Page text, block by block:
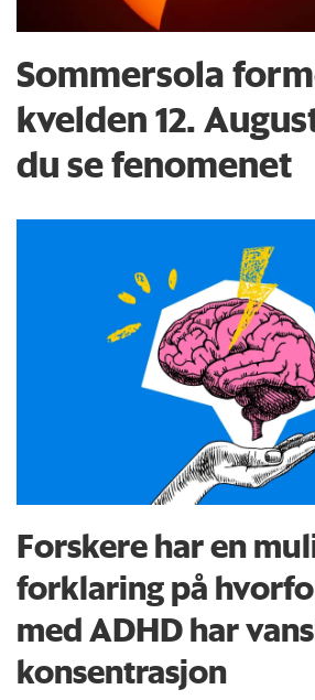
Sommersola
kvelden 12.
du se fenomenet
Forskere har en
forklaring på
med ADHD har
konsentrasjon